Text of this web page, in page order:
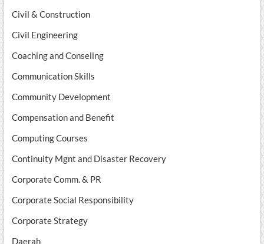
Civil & Construction
Civil Engineering
Coaching and Conseling
Communication Skills
Community Development
Compensation and Benefit
Computing Courses
Continuity Mgnt and Disaster Recovery
Corporate Comm. & PR
Corporate Social Responsibility
Corporate Strategy
Daerah